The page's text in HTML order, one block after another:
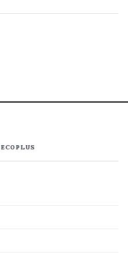
ECOPLUS